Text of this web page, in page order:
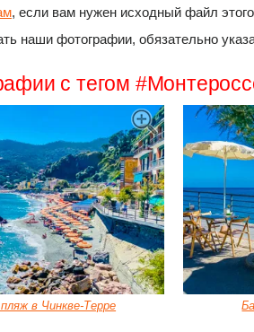
, если вам нужен исходный файл
наши фотографии, обязательно
с тегом
в Чинкве-Терре